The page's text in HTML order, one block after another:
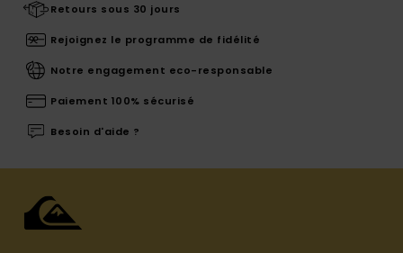
Retours sous 30 jours
Rejoignez le programme de fidélité
Notre engagement eco-responsable
Paiement 100% sécurisé
Besoin d'aide ?